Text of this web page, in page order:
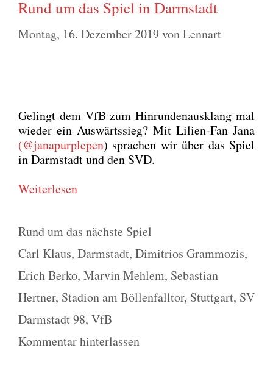
Rund um das Spiel in Darmstadt
Montag, 16. Dezember 2019 vonLennart
Gelingt dem VfB zum Hin­run­den­aus­klang mal
wie­der ein Aus­wärts­sieg? Mit Lili­en-Fan Jana
(@janapurplepen) spra­chen wir über das Spiel
in Darm­stadt und den SVD.
Wei­ter­le­sen
Kategorien
Rund um das nächste Spiel
Schlagwörter
Carl Klaus, Darmstadt, Dimitrios Grammozis,
Erich Berko, Marvin Mehlem, Sebastian
Hertner, Stadion am Böllenfalltor, Stuttgart, SV
Darmstadt 98, VfB
Kommentar hinterlassen